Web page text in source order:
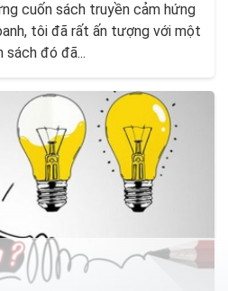
cuốn sách truyền cảm hứng
tôi đã rất ấn tượng với một
sách đó đã...